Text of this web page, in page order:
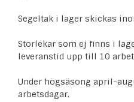
Segeltak i lager skickas
Storlekar som ej finns i
leveranstid upp till 10
Under högsäsong april-
arbetsdagar.